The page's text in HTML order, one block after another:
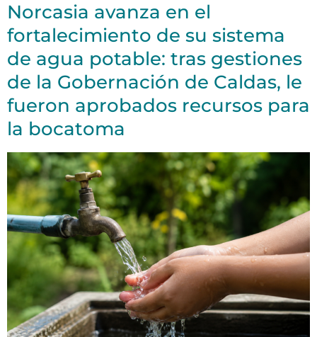
Norcasia avanza en el
fortalecimiento de su sistema
de agua potable: tras gestiones
de la Gobernación de Caldas, le
fueron aprobados recursos para
la bocatoma